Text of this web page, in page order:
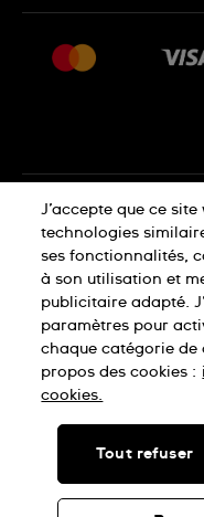
Conditions De
Nous rejoindre
Déclaration
© SWATCH LTD, 2026
J’accepte que ce
technologies
ses fonctionnalités,
à son utilisation et
publicitaire adapté.
paramètres pour
chaque catégorie de
propos des cookies :
cookies.
Tout refuser